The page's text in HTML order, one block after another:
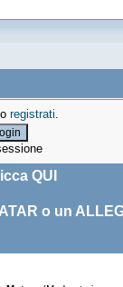
o registrati.
QUI
o un